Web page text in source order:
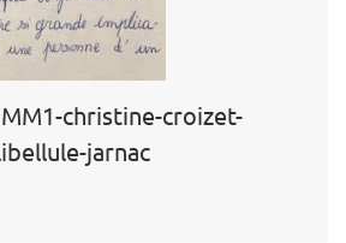
christine-croizet-
jarnac